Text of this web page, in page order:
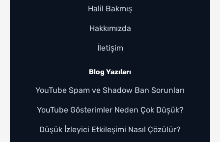
Halil Bakmış
Hakkımızda
İletişim
Blog Yazıları
YouTube Spam ve Shadow Ban Sorunları
YouTube Gösterimler Neden Çok Düşük?
Düşük İzleyici Etkileşimi Nasıl Çözülür?